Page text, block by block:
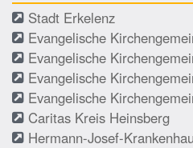
Stadt Erkelenz
Evangelische
Evangelische
Evangelische
Evangelische
Caritas Kreis Heinsberg
Hermann-Josef-